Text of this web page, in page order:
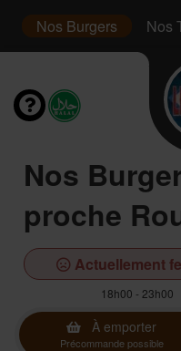
Nos Burgers Nos
Nos
proche
Actuellement
18h00 - 23h00
À emporter
Précommande possible